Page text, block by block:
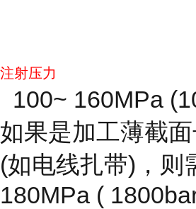
注射压力
100~ 160MPa
如果是加工薄截
(如电线扎带)，则
180MPa (